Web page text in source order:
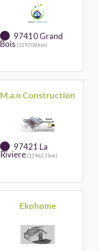
97410 Grand
Bois (11970.8 km)
M.a.n Construction
97421 La
Riviere (11962.7 km)
Ekohome